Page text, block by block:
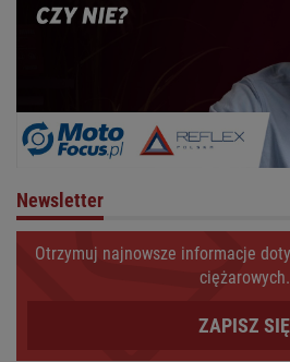
Newsletter
Otrzymuj najnowsze informacje
ciężarowych.
ZAPISZ SIĘ